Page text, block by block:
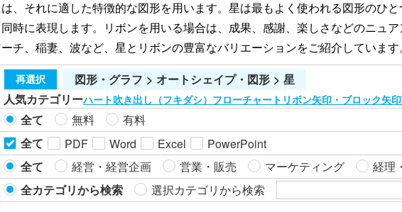
、それに適した特徴的な図形を用います。星は最もよく使われる図形のひ
時に表現します。リボンを用いる場合は、成果、感謝、楽しさなどのニュ
チ、稲妻、波など、星とリボンの豊富なバリエーションをご紹介しています
再選択
図形・グラフ > オートシェイプ・図形 > 星
人気カテゴリーハート吹き出し（フキダシ） フローチャート リボン矢印・ブロック矢印
全て 無料
有料
全て PDF Word Excel
PowerPoint
全て 経営・経営企画 営業・販売 マーケティング
経理
全カテゴリから検索 選択カテゴリから検索